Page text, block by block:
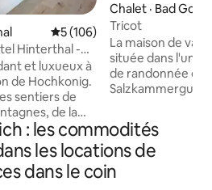
Note moyenne de 5 sur 5,
5 (106)
Hinterthal -
et luxueux à
de Hochkonig.
sentiers de
de la
de golf et des
imprenable.
attendent en fin
minutes en
Chalet · Bad
stättersee
Tricot
La maison de
située dans l'un
de randonnée du
Salzkammergut. Nous sommes situés à
permet à nos
immédiatement
Chez nous, vous
profiter de la
autrichienne. Équipée de 2 chambres,
: les commodités
les locations de
dans le coin